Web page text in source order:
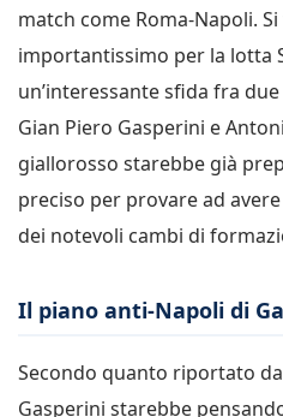
match come Roma-Napoli.
importantissimo per la lotta
un’interessante sfida fra
Gian Piero Gasperini e
giallorosso starebbe già
preciso per provare ad
dei notevoli cambi di
Il piano anti-Napoli di
Secondo quanto riportato da
Gasperini starebbe